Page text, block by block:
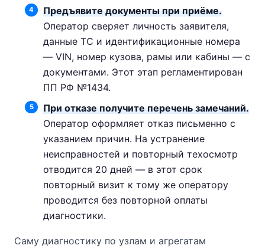
Предъявите документы при приёме.
Оператор сверяет личность заявителя,
данные ТС и идентификационные номера
— VIN, номер кузова, рамы или кабины — с
документами. Этот этап регламентирован
ПП РФ №1434.
При отказе получите перечень замечаний.
Оператор оформляет отказ письменно с
указанием причин. На устранение
неисправностей и повторный техосмотр
отводится 20 дней — в этот срок
повторный визит к тому же оператору
проводится без повторной оплаты
диагностики.
Саму диагностику по узлам и агрегатам